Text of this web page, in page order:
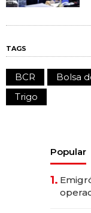
TAGS
BCR Bolsa
Trigo
Popular
1.